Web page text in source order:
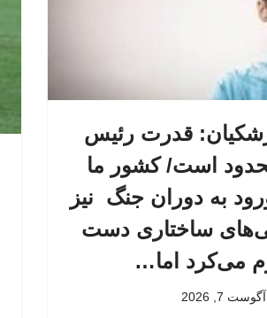
قدرت رئیس‌
است/ کشور ما
به دوران جنگ نیز
ساختاری دست
می‌کرد اما…
آگوست 7, 2026